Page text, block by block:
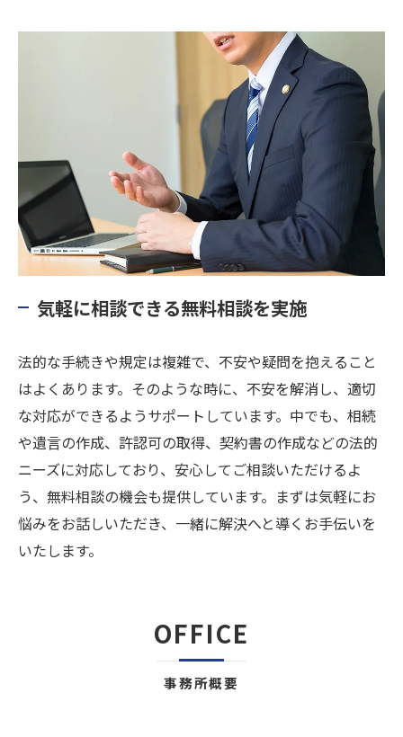
気軽に相談できる無料相談を実施
法的な手続きや規定は複雑で、不安や疑問を抱えること
はよくあります。そのような時に、不安を解消し、適切
な対応ができるようサポートしています。中でも、相続
や遺言の作成、許認可の取得、契約書の作成などの法的
ニーズに対応しており、安心してご相談いただけるよ
う、無料相談の機会も提供しています。まずは気軽にお
悩みをお話しいただき、一緒に解決へと導くお手伝いを
いたします。
OFFICE
事務所概要